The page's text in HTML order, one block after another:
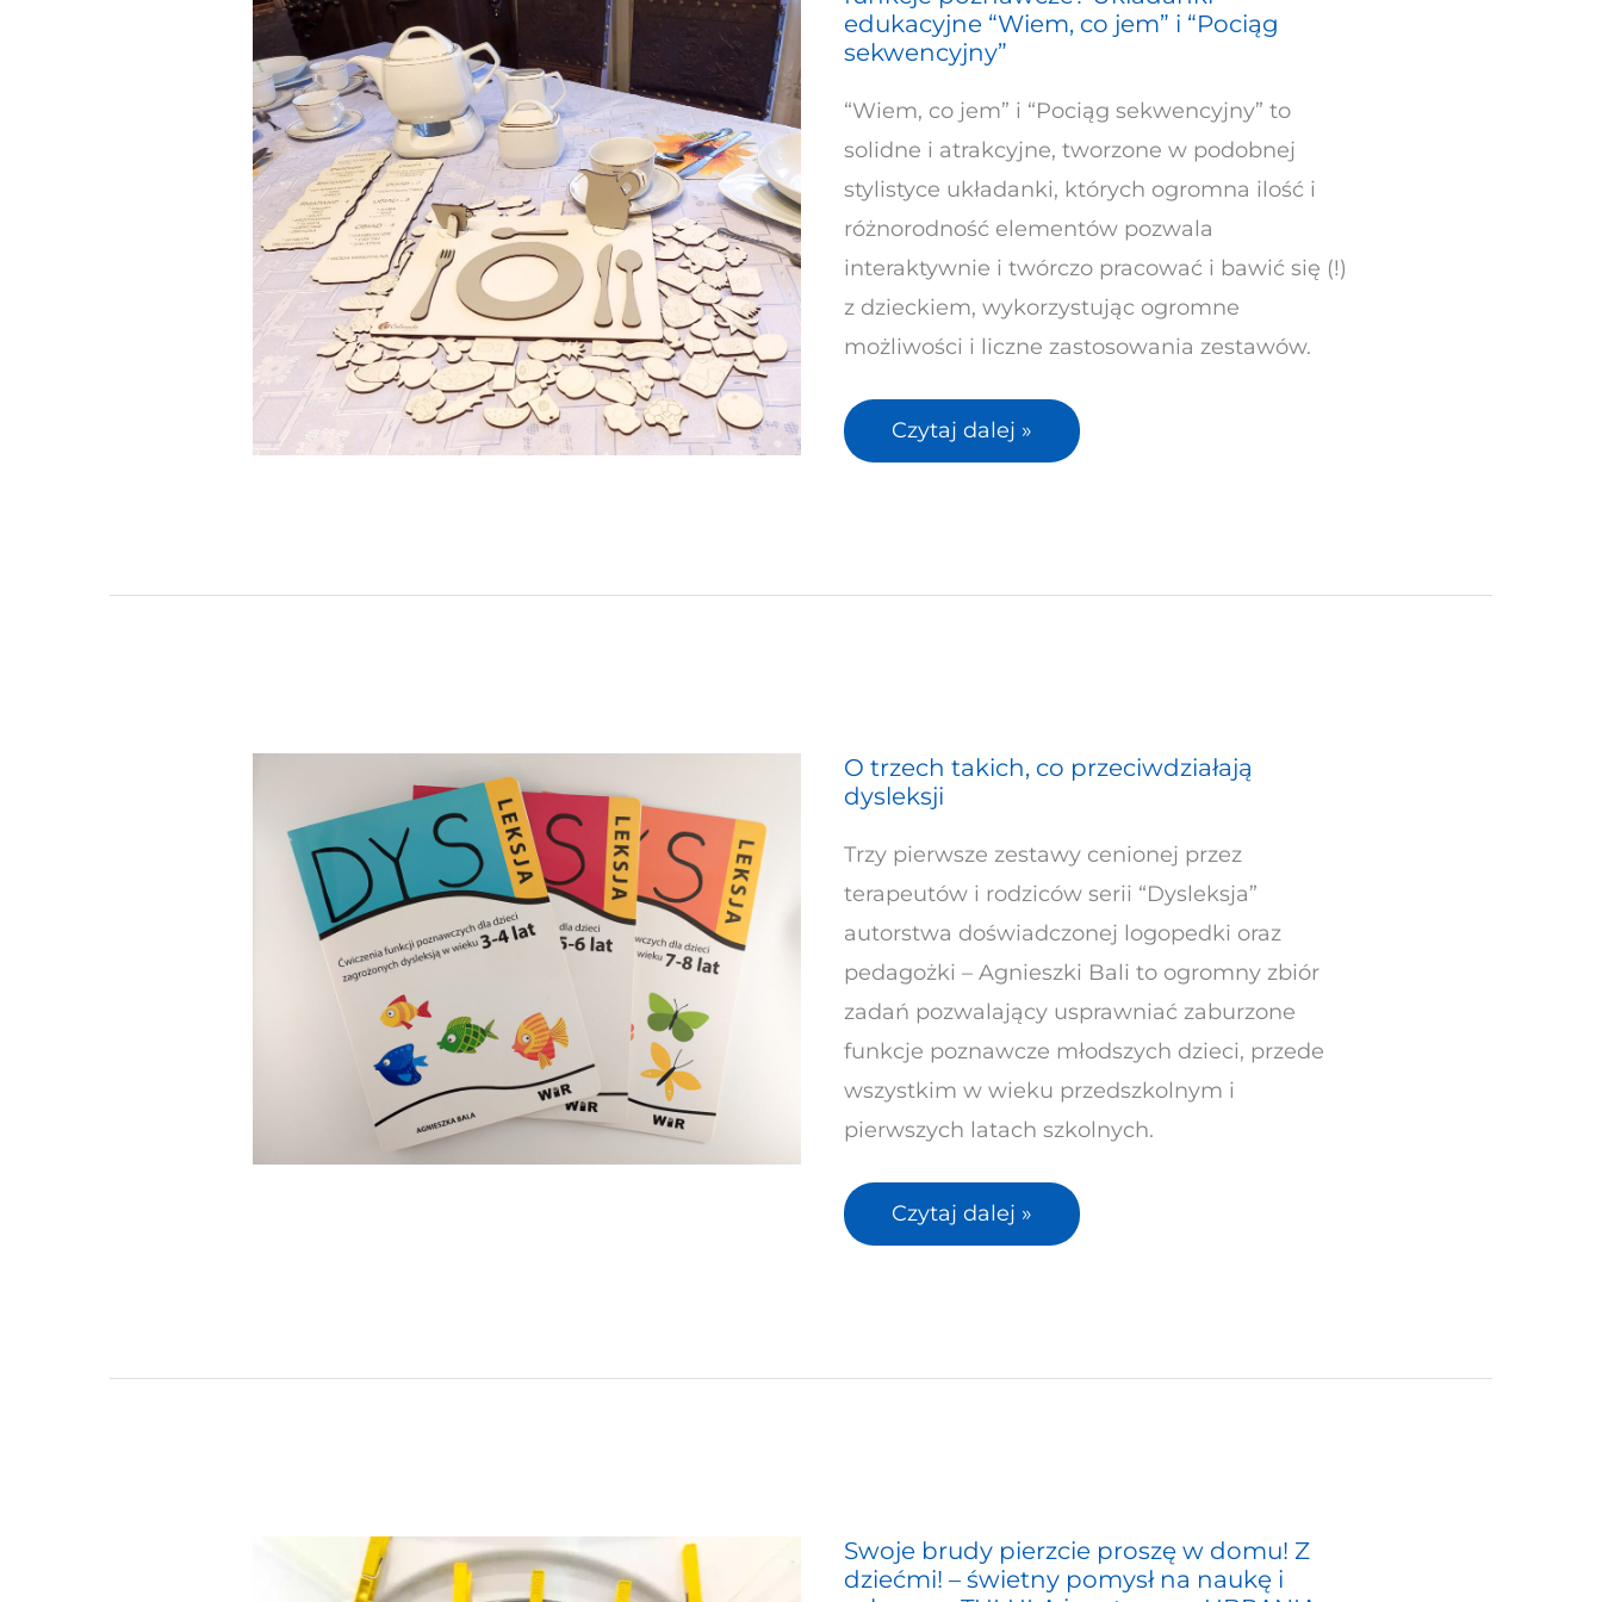
edukacyjne “Wiem, co jem” i “Pociąg
sekwencyjny”
“Wiem, co jem” i “Pociąg sekwencyjny” to
solidne i atrakcyjne, tworzone w podobnej
stylistyce układanki, których ogromna ilość i
różnorodność elementów pozwala
interaktywnie i twórczo pracować i bawić się (!)
z dzieckiem, wykorzystując ogromne
możliwości i liczne zastosowania zestawów.
stymulować
rozwój
i
inne
funkcje
poznawcze?
Układanki
edukacyjne
“Wiem,
co
jem”
Czytaj dalej »
O trzech takich, co przeciwdziałają
dysleksji
Trzy pierwsze zestawy cenionej przez
terapeutów i rodziców serii “Dysleksja”
autorstwa doświadczonej logopedki oraz
pedagożki – Agnieszki Bali to ogromny zbiór
zadań pozwalający usprawniać zaburzone
funkcje poznawcze młodszych dzieci, przede
wszystkim w wieku przedszkolnym i
pierwszych latach szkolnych.
O
trzech
takich,
co
przeciwdziałają
dysleksji
Czytaj dalej »
Swoje brudy pierzcie proszę w domu! Z
dziećmi! – świetny pomysł na naukę i
Swoje
brudy